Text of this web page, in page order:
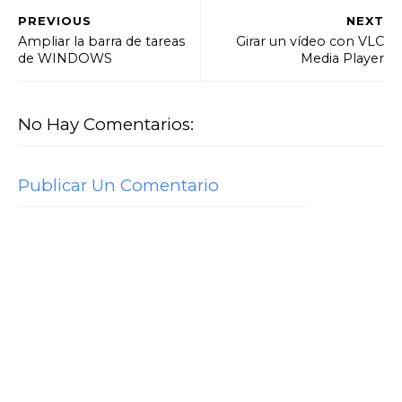
NEXT
Girar un vídeo con VLC
Media Player
PREVIOUS
Ampliar la barra de tareas
de WINDOWS
No Hay Comentarios:
Publicar Un Comentario